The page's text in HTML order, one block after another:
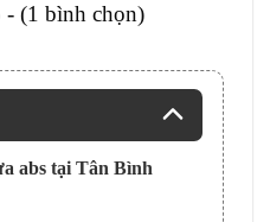
- (1 bình chọn)
abs tại Tân Bình